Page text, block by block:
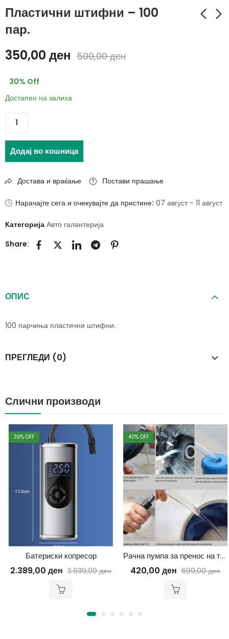
Пластични штифни – 100
пар.
350,00 ден 500,00ден
30% Off
Достапен на залиха
Додај во кошница
Достава и враќање Постави прашање
Нарачајте сега и очекувајте да пристине: 07 август - 11 август
Категорија Авто галантерија
Share:
ОПИС
100 парчиња пластични штифни.
ПРЕГЛЕДИ (0)
Слични производи
39% OFF
Батериски копресор
2.389,00ден 3.939,00ден
40% OFF
Рачна пумпа за пренос на течност
420,00ден 699,00ден